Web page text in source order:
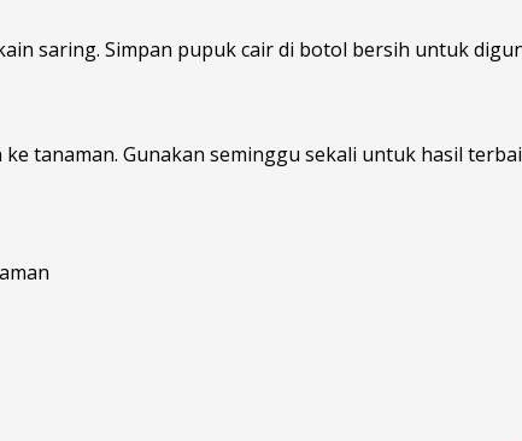
saring. Simpan pupuk cair di botol bersih untuk
tanaman. Gunakan seminggu sekali untuk hasil